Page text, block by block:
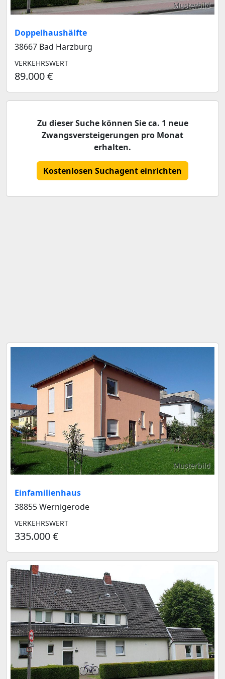
Musterbild
Doppelhaushälfte
38667 Bad Harzburg
VERKEHRSWERT
89.000 €
Zu dieser Suche können Sie ca. 1 neue
Zwangsversteigerungen pro Monat
erhalten.
Kostenlosen Suchagent einrichten
Musterbild
Einfamilienhaus
38855 Wernigerode
VERKEHRSWERT
335.000 €